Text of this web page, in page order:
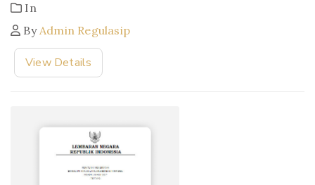
In
ByAdmin Regulasip
View Details